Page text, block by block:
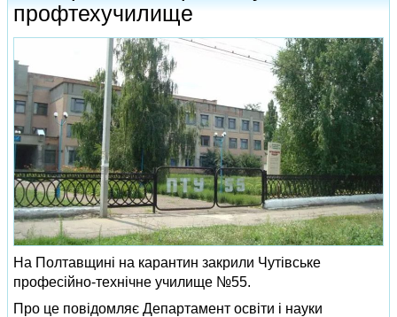
профтехучилище
На Полтавщині на карантин закрили Чутівське
професійно-технічне училище №55.
Про це повідомляє Департамент освіти і науки